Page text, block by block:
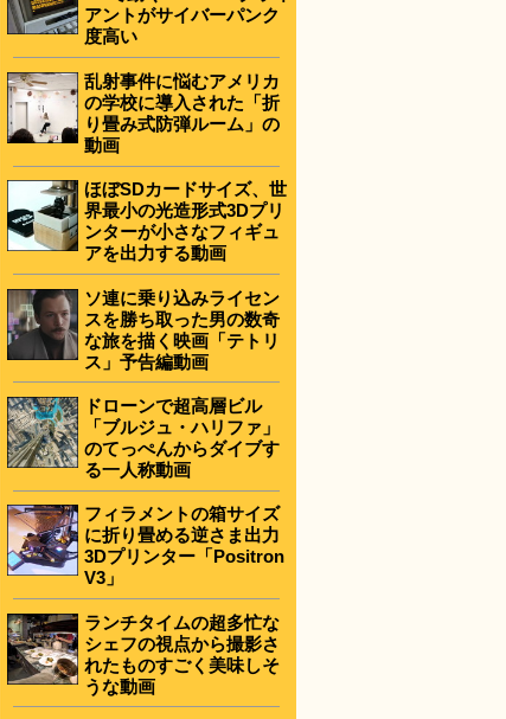
アントがサイバーパンク
度高い
乱射事件に悩むアメリカ
の学校に導入された「折
り畳み式防弾ルーム」の
動画
ほぼSDカードサイズ、世
界最小の光造形式3Dプリ
ンターが小さなフィギュ
アを出力する動画
ソ連に乗り込みライセン
スを勝ち取った男の数奇
な旅を描く映画「テトリ
ス」予告編動画
ドローンで超高層ビル
「ブルジュ・ハリファ」
のてっぺんからダイブす
る一人称動画
フィラメントの箱サイズ
に折り畳める逆さま出力
3Dプリンター「Positron
V3」
ランチタイムの超多忙な
シェフの視点から撮影さ
れたものすごく美味しそ
うな動画